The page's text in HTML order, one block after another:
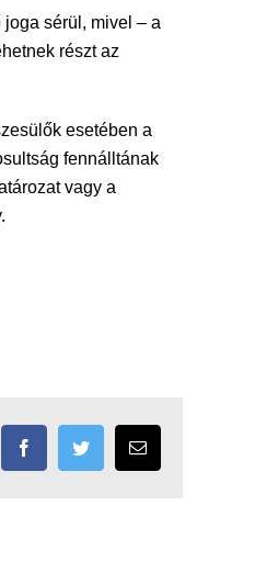
sérül, mivel – a
részt az
esetében a
fennálltának
vagy a
FacebookTwitter Email: